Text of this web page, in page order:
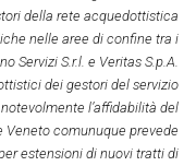
della rete acquedottistica
nelle aree di confine tra i
Servizi S.r.l. e Veritas S.p.A.
dei gestori del servizio
l’affidabilità del
Veneto comunuque prevede
estensioni di nuovi tratti di